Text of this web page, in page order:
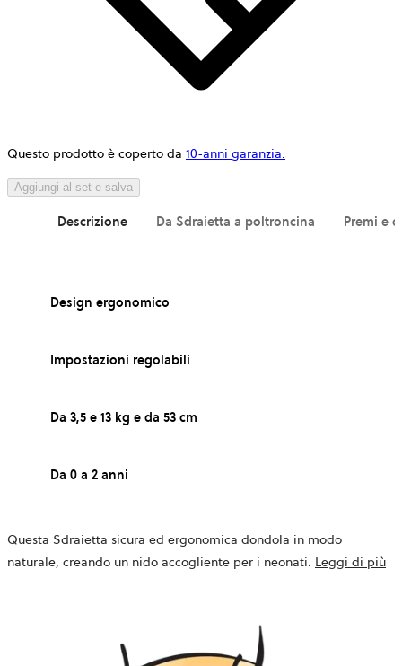
Questo prodotto è coperto da 10-anni garanzia.
Aggiungi al set e salva
Descrizione Da Sdraietta a poltroncina Premi e
Design ergonomico
Impostazioni regolabili
Da 3,5 e 13 kg e da 53 cm
Da 0 a 2 anni
Questa Sdraietta sicura ed ergonomica dondola in modo
naturale, creando un nido accogliente per i neonati. Leggi di più